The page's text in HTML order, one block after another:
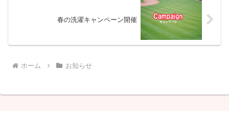
春の洗濯キャンペーン開催
ホーム お知らせ